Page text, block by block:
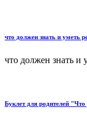
что должен знать и уметь
что должен знать и
Буклет для родителей